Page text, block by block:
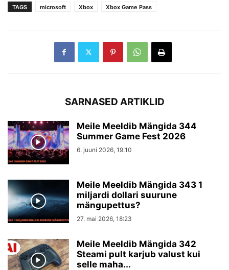
TAGS microsoft Xbox Xbox Game Pass
SARNASED ARTIKLID
Meile Meeldib Mängida 344
Summer Game Fest 2026
6. juuni 2026, 19:10
Meile Meeldib Mängida 343 1
miljardi dollari suurune
mängupettus?
27. mai 2026, 18:23
Meile Meeldib Mängida 342
Steami pult karjub valust kui
selle maha...